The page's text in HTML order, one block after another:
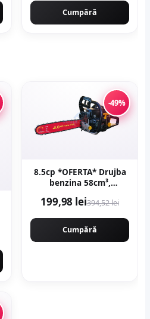
Cumpără
-49%
8.5cp *OFERTA* Drujba
benzina 58cm³,
demaror JAPONIA
Motoyama Japan
CMP1625
199,98 lei394,52 lei
Cumpără